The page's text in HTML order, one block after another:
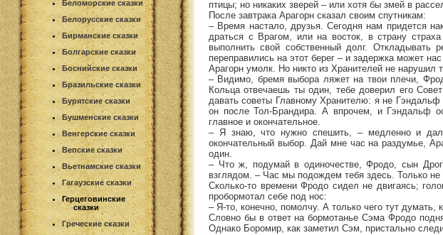
Беломорские сказки
Белорусские сказки
Бирманские сказки
Болгарские сказки
Боснийские сказки
Бразильские сказки
Бурятские сказки
Бушменские сказки
Венгерские сказки
Вепские сказки
Вьетнамские сказки
Гагаузские сказки
Герцеговинские
сказки
Греческие сказки
птицы; но никаких зверей – или хотя бы змей в
После завтрака Арагорн сказал своим спутникам:
– Время настало, друзья. Сегодня нам придется
драться с Врагом, или на восток, в страну
выполнить свой собственный долг.
переправились на этот берег – и задержка может нас
Арагорн умолк. Но никто из Хранителей не нарушил
– Видимо, бремя выбора ляжет на твои плечи,
Кольца отвечаешь ты один, тебе доверил его
давать советы Главному Хранителю: я не
он после Тол-Брандира. А впрочем, и Гэндальф
главное и окончательное.
– Я знаю, что нужно спешить, – медленно и
окончательный выбор. Дай мне час на раздумье,
один.
– Что ж, подумай в одиночестве, Фродо, сын
взглядом. – Час мы подождем тебя здесь. Только не
Сколько-то времени Фродо сидел не двигаясь;
пробормотал себе под нос:
– Я-то, конечно, помолчу. А только чего тут думать,
Словно бы в ответ на бормотанье Сэма Фродо
Однако Боромир, как заметил Сэм, пристально